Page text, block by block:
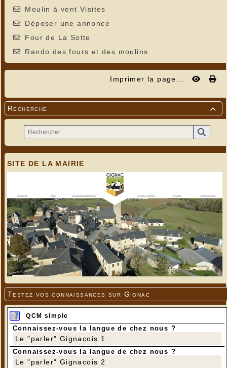
Moulin à vent Visites
Déposer une annonce
Four de La Sotte
Rando des fours et des moulins
Imprimer la page...

Recherche
SITE DE LA MAIRIE
Testez vos connaissances sur Gignac
QCM simple
Connaissez-vous la langue de chez nous ?
Le "parler" Gignacois 1
Connaissez-vous la langue de chez nous ?
Le "parler" Gignacois 2